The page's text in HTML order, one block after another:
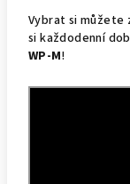
Vybrat si můžete
si každodenní
WP-M!